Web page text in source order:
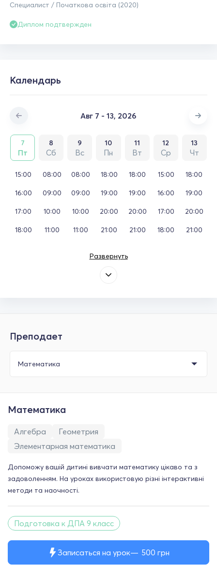
Специалист / Початкова освіта (2020)
Диплом подтвержден
Календарь
Авг 7 - 13, 2026
7
Пт
8
Сб
9
Вс
10
Пн
11
Вт
12
Ср
13
Чт
15:00
16:00
17:00
18:00
08:00
09:00
10:00
11:00
08:00
09:00
10:00
11:00
18:00
19:00
20:00
21:00
18:00
19:00
20:00
21:00
15:00
16:00
17:00
18:00
18:00
19:00
20:00
21:00
Развернуть
Преподает
Записаться на урок 500 грн
Математика
Алгебра
Геометрия
Элементарная математика
Допоможу вашій дитині вивчати математику цікаво та з
задоволенням. На уроках використовую різні інтерактивні
методи та наочності.
Подготовка к ДПА 9 класс